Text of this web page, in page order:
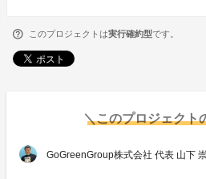
このプロジェクトは実行確約型です。
＼このプロジェクト
GoGreenGroup株式会社 代表 山下